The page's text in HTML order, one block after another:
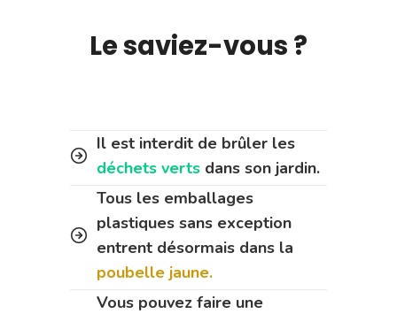
Le saviez-vous ?
Il est interdit de brûler les
déchets verts dans son jardin.
Tous les emballages
plastiques sans exception
entrent désormais dans la
poubelle jaune.
Vous pouvez faire une